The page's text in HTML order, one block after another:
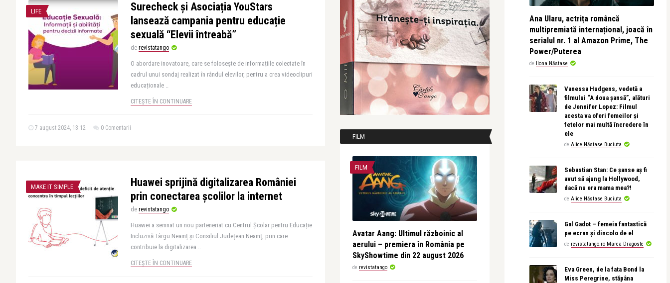
LIFE
Surecheck și Asociația YouStars
lansează campania pentru educație
sexuală “Elevii întreabă”
de revistatango
O abordare inovatoare, care se folosește de informațiile colectate în
cadrul unui sondaj realizat în rândul elevilor, pentru a crea videoclipuri
educaționale ..
CITEȘTE ÎN CONTINUARE
7 august 2024, 13:12 0 Comentarii
MAKE IT SIMPLE
Huawei sprijină digitalizarea României
prin conectarea școlilor la internet
de revistatango
Huawei a semnat un nou parteneriat cu Centrul Școlar pentru Educație
Incluzivă Târgu Neamț și Consiliul Județean Neamț, prin care
contribuie la digitalizarea ..
CITEȘTE ÎN CONTINUARE
FILM
FILM
Avatar Aang: Ultimul războinic al
aerului – premiera în România pe
SkyShowtime din 22 august 2026
de revistatango
Ana Ularu, actrița româncă
multipremiată internațional, joacă în
serialul nr. 1 al Amazon Prime, The
Power/Puterea
de Ilona Năstase
Vanessa Hudgens, vedetă a
filmului “A doua șansă”, alături
de Jennifer Lopez: Filmul
acesta va oferi femeilor și
fetelor mai multă încredere în
ele
de Alice Năstase Buciuta
Sebastian Stan: Ce șanse aș fi
avut să ajung la Hollywood,
dacă nu era mama mea?!
de Alice Năstase Buciuta
Gal Gadot – femeia fantastică
pe ecran și dincolo de el
de revistatango.ro Marea Dragoste
Eva Green, de la fata Bond la
Miss Peregrine, stăpâna